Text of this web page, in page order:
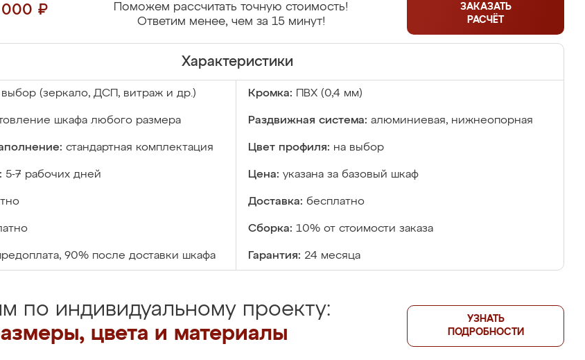
000 ₽
Поможем рассчитать точную стоимость!
Ответим менее, чем за 15 минут!
ЗАКАЗАТЬ
РАСЧЁТ
Характеристики
(зеркало, ДСП, витраж и др.) Кромка: ПВХ (0,4 мм)
шкафа любого размера Раздвижная система: алюминиевая, нижнеопорная
стандартная комплектация Цвет профиля: на выбор
5-7 рабочих дней Цена: указана за базовый шкаф
Доставка: бесплатно
Сборка: 10% от стоимости заказа
90% после доставки шкафа Гарантия: 24 месяца
по индивидуальному проекту:
цвета и материалы
УЗНАТЬ
ПОДРОБНОСТИ